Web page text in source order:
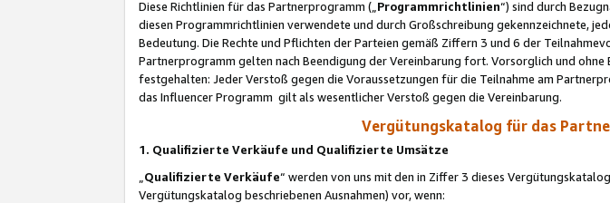
Diese Richtlinien für das Partnerprogramm („Programmrichtlinien“) sind durch
diesen Programmrichtlinien verwendete und durch Großschreibung gekennzeichnete,
Bedeutung. Die Rechte und Pflichten der Parteien gemäß Ziffern 3 und 6 der
Partnerprogramm gelten nach Beendigung der Vereinbarung fort. Vorsorglich und
festgehalten: Jeder Verstoß gegen die Voraussetzungen für die Teilnahme am
das Influencer Programm gilt als wesentlicher Verstoß gegen die Vereinbarung.
Vergütungskatalog für das
1. Qualifizierte Verkäufe und Qualifizierte Umsätze
Qualifizierte Verkäufe“ werden von uns mit den in Ziffer 3 dieses
Vergütungskatalog beschriebenen Ausnahmen) vor, wenn: